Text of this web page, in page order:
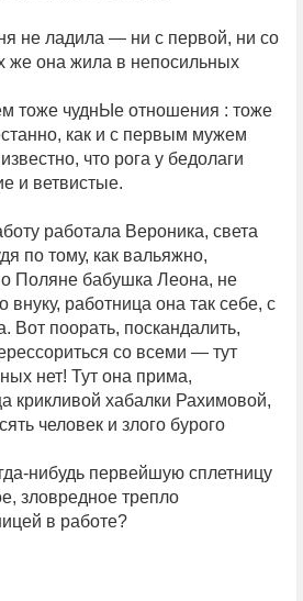
не ладила — ни с первой, ни со
же она жила в непосильных
тоже чуднЫе отношения : тоже
как и с первым мужем
что рога у бедолаги
и ветвистые.
работала Вероника, света
по тому, как вальяжно,
Поляне бабушка Леона, не
внуку, работница она так себе, с
Вот поорать, поскандалить,
со всеми — тут
нет! Тут она прима,
крикливой хабалки Рахимовой,
человек и злого бурого
нибудь первейшую сплетницу
зловредное трепло
в работе?